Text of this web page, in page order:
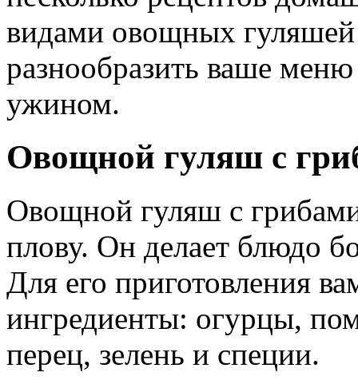
видами овощных
разнообразить ваше
ужином.
Овощной гуляш с
Овощной гуляш с
плову. Он делает блюдо
Для его приготовления
ингредиенты: огурцы,
перец, зелень и специи.